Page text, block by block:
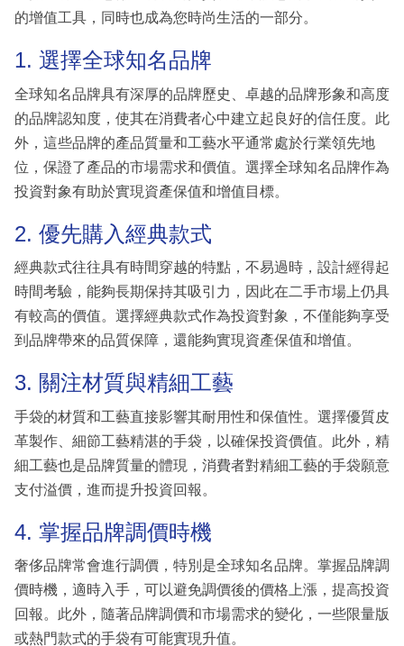
的增值工具，同時也成為您時尚生活的一部分。
1. 選擇全球知名品牌
全球知名品牌具有深厚的品牌歷史、卓越的品牌形象和高度
的品牌認知度，使其在消費者心中建立起良好的信任度。此
外，這些品牌的產品質量和工藝水平通常處於行業領先地
位，保證了產品的市場需求和價值。選擇全球知名品牌作為
投資對象有助於實現資產保值和增值目標。
2. 優先購入經典款式
經典款式往往具有時間穿越的特點，不易過時，設計經得起
時間考驗，能夠長期保持其吸引力，因此在二手市場上仍具
有較高的價值。選擇經典款式作為投資對象，不僅能夠享受
到品牌帶來的品質保障，還能夠實現資產保值和增值。
3. 關注材質與精細工藝
手袋的材質和工藝直接影響其耐用性和保值性。選擇優質皮
革製作、細節工藝精湛的手袋，以確保投資價值。此外，精
細工藝也是品牌質量的體現，消費者對精細工藝的手袋願意
支付溢價，進而提升投資回報。
4. 掌握品牌調價時機
奢侈品牌常會進行調價，特別是全球知名品牌。掌握品牌調
價時機，適時入手，可以避免調價後的價格上漲，提高投資
回報。此外，隨著品牌調價和市場需求的變化，一些限量版
或熱門款式的手袋有可能實現升值。